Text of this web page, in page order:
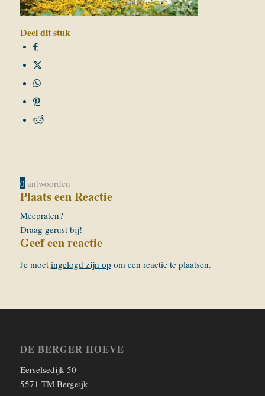
Deel dit stuk
0 antwoorden
Plaats een Reactie
Meepraten?
Draag gerust bij!
Geef een reactie
Je moet ingelogd zijn op om een reactie te plaatsen.
DE BERGER HOEVE
Eerselsedijk 50
5571 TM Bergeijk